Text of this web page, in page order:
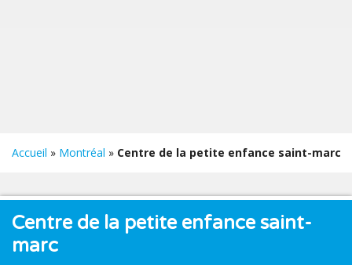
Accueil » Montréal » Centre de la petite enfance saint-marc
Centre de la petite enfance saint-
marc